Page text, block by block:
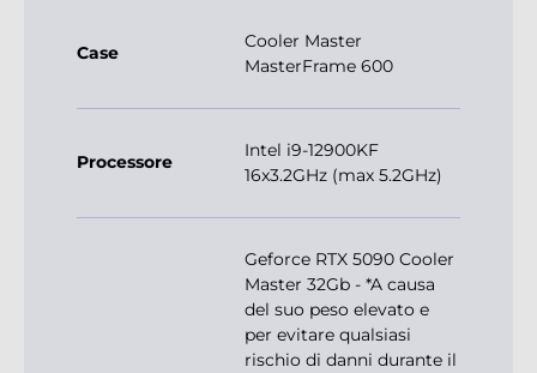
Case
Cooler Master
MasterFrame 600
Processore
Intel i9-12900KF
16x3.2GHz (max 5.2GHz)
Geforce RTX 5090 Cooler
Master 32Gb - *A causa
del suo peso elevato e
per evitare qualsiasi
rischio di danni durante il